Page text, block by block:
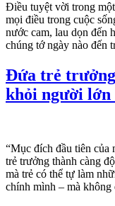
Điều tuyệt vời trong
mọi điều trong cuộc
nước cam, lau dọn đến
chúng tớ ngày nào đến
Đứa trẻ
khỏi người lớn
“Mục đích đầu tiên của
trẻ trưởng thành càng
mà trẻ có thể tự làm
chính mình – mà